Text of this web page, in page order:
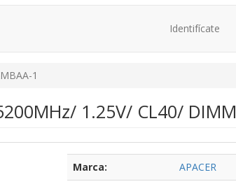
Identifícate
1
1.25V/ CL40/ DIMM
Marca:
APACER